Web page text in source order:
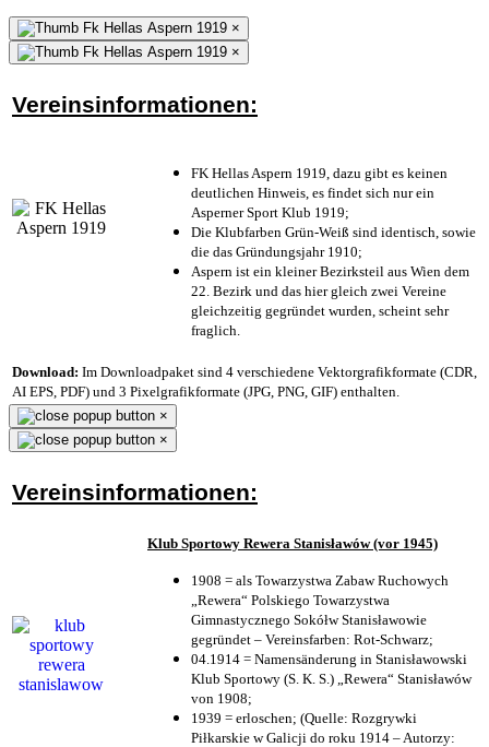
×
×
Vereinsinformationen:
FK Hellas Aspern 1919, dazu gibt es keinen
deutlichen Hinweis, es findet sich nur ein
Asperner Sport Klub 1919;
Die Klubfarben Grün-Weiß sind identisch, sowie
die das Gründungsjahr 1910;
Aspern ist ein kleiner Bezirksteil aus Wien dem
22. Bezirk und das hier gleich zwei Vereine
gleichzeitig gegründet wurden, scheint sehr
fraglich.
Download: Im Downloadpaket sind 4 verschiedene Vektorgrafikformate (CDR,
AI EPS, PDF) und 3 Pixelgrafikformate (JPG, PNG, GIF) enthalten.
×
×
Vereinsinformationen:
Klub Sportowy Rewera Stanisławów (vor 1945)
1908 = als Towarzystwa Zabaw Ruchowych
„Rewera“ Polskiego Towarzystwa
Gimnastycznego Sokółw Stanisławowie
gegründet – Vereinsfarben: Rot-Schwarz;
04.1914 = Namensänderung in Stanisławowski
Klub Sportowy (S. K. S.) „Rewera“ Stanisławów
von 1908;
1939 = erloschen; (Quelle: Rozgrywki
Piłkarskie w Galicji do roku 1914 – Autorzy: